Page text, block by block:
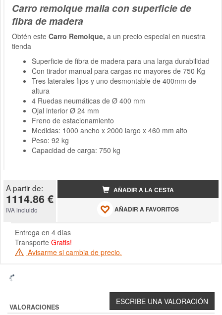
Carro remolque malla con superficie de
fibra de madera
Obtén este Carro Remolque, a un precio especial en nuestra
tienda
Superficie de fibra de madera para una larga durabilidad
Con tirador manual para cargas no mayores de 750 Kg
Tres laterales fijos y uno desmontable de 400mm de
altura
4 Ruedas neumáticas de Ø 400 mm
Ojal interior Ø 24 mm
Freno de estacionamiento
Medidas: 1000 ancho x 2000 largo x 460 mm alto
Peso: 92 kg
Capacidad de carga: 750 kg
A partir de:
1114.86 €
IVA incluido
AÑADIR A LA CESTA
AÑADIR A FAVORITOS
Entrega en 4 días
Transporte Gratis!
Avisarme si cambia de precio.
VALORACIONES